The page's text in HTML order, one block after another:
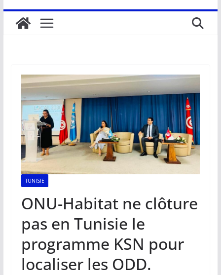
TUNISIE
ONU-Habitat ne clôture
pas en Tunisie le
programme KSN pour
localiser les ODD.